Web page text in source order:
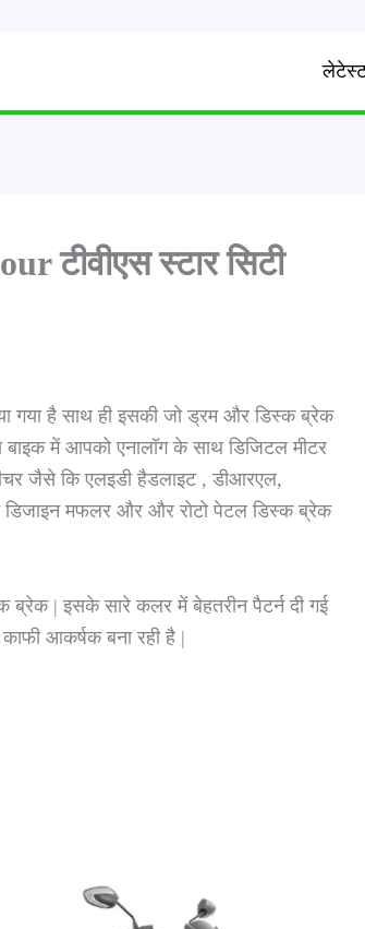
टीवीएस स्टार सिटी
गया है साथ ही इसकी जो ड्रम और डिस्क ब्रेक
में आपको एनालॉग के साथ डिजिटल मीटर
जैसे कि एलइडी हैडलाइट , डीआरएल,
डिजाइन मफलर और और रोटो पेटल डिस्क ब्रेक
ब्रेक | इसके सारे कलर में बेहतरीन पैटर्न दी गई
आकर्षक बना रही है |